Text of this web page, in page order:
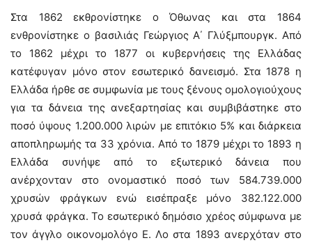
Στα 1862 εκθρονίστηκε ο Όθωνας και στα 1864
ενθρονίστηκε ο βασιλιάς Γεώργιος Α΄ Γλύξμπουργκ. Από
το 1862 μέχρι το 1877 οι κυβερνήσεις της Ελλάδας
κατέφυγαν μόνο στον εσωτερικό δανεισμό. Στα 1878 η
Ελλάδα ήρθε σε συμφωνία με τους ξένους ομολογιούχους
για τα δάνεια της ανεξαρτησίας και συμβιβάστηκε στο
ποσό ύψους 1.200.000 λιρών με επιτόκιο 5% και διάρκεια
αποπληρωμής τα 33 χρόνια. Από το 1879 μέχρι το 1893 η
Ελλάδα συνήψε από το εξωτερικό δάνεια που
ανέρχονταν στο ονομαστικό ποσό των 584.739.000
χρυσών φράγκων ενώ εισέπραξε μόνο 382.122.000
χρυσά φράγκα. Το εσωτερικό δημόσιο χρέος σύμφωνα με
τον άγγλο οικονομολόγο Ε. Λο στα 1893 ανερχόταν στο